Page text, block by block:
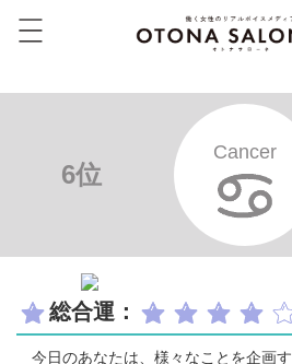
6位
Cancer
総合運：
今日のあなたは、様々なことを企画